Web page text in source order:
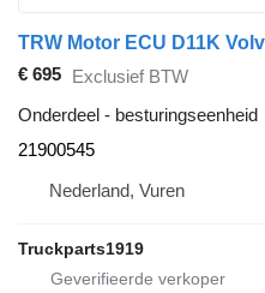
€ 695 Exclusief BTW
Onderdeel - besturingseenheid
21900545
Nederland, Vuren
Truckparts1919